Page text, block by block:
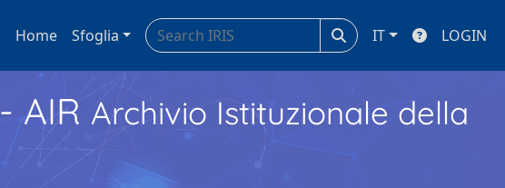
Home Sfoglia IT LOGIN
- AIR Archivio Istituzionale della